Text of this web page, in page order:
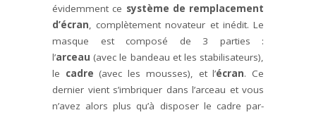
évidemment ce système de remplacement
d’écran, complètement novateur et inédit. Le
masque est composé de 3 parties :
l’arceau (avec le bandeau et les stabilisateurs),
le cadre (avec les mousses), et l’écran. Ce
dernier vient s’imbriquer dans l’arceau et vous
n’avez alors plus qu’à disposer le cadre par-